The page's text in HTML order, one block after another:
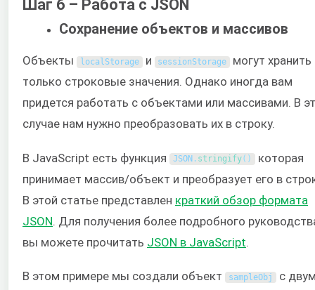
Шаг 6 – Работа с JSON
Сохранение объектов и массивов
Объекты localStorage и sessionStorage
могут хранить
только строковые значения. Однако иногда вам
придется работать с объектами или массивами. В
случае нам нужно преобразовать их в строку.
В JavaScript есть функция JSON . stringify( ) которая
принимает массив/объект и преобразует его в
В этой статье представлен краткий обзор формата
JSON . Для получения более подробного
вы можете прочитать JSON в JavaScript
В этом примере мы создали объект sampleObj с